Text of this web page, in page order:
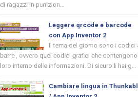
di ragazzi in punizion...
Leggere qrcode e barcode
con App Inventor 2
Il tema del giorno sono i codici
barre , ovvero quei codici grafici che contengono
loro interno delle informazioni. Di sicuro li hai g...
Cambiare lingua in